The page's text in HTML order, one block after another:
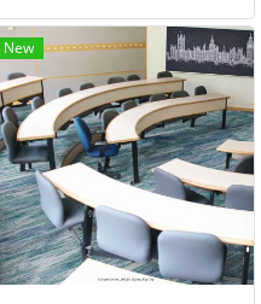
พรมแผ่นที่มาครบสองดีไซน์ปูผสม
ผสานกันได้อย่างลงตัว สามารถปูได้
ทุกสถานที่ เช่น บ้าน สำนักงาน คอน
โด ห้องทำงาน ห้องประชุม ดูแลรักษา
ง่าย
New